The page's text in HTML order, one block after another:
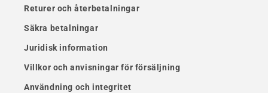
Returer och återbetalningar
Säkra betalningar
Juridisk information
Villkor och anvisningar för försäljning
Användning och integritet